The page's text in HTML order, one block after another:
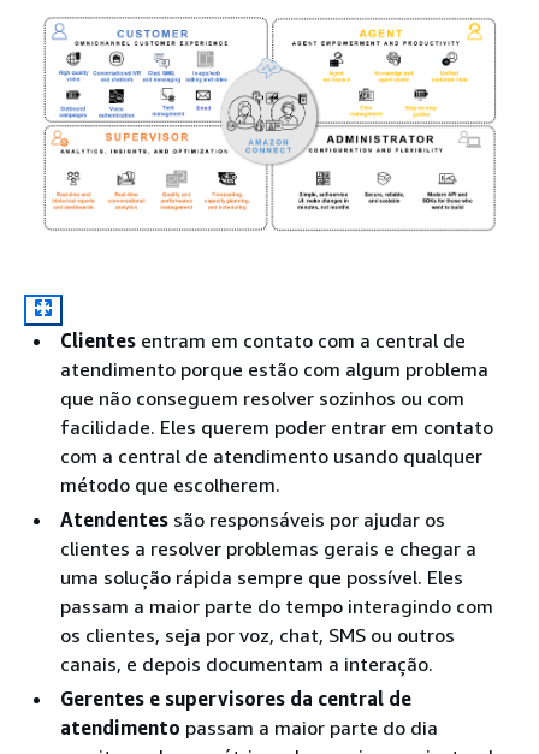
Clientes entram em contato com a central de
atendimento porque estão com algum problema
que não conseguem resolver sozinhos ou com
facilidade. Eles querem poder entrar em contato
com a central de atendimento usando qualquer
método que escolherem.
Atendentes são responsáveis por ajudar os
clientes a resolver problemas gerais e chegar a
uma solução rápida sempre que possível. Eles
passam a maior parte do tempo interagindo com
os clientes, seja por voz, chat, SMS ou outros
canais, e depois documentam a interação.
Gerentes e supervisores da central de
atendimento passam a maior parte do dia